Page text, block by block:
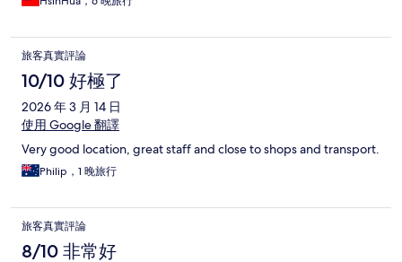
旅客真實評論
10/10 好極了
2026 年 3 月 14 日
使用 Google 翻譯
Very good location, great staff and close to shops and transport.
Philip，1 晚旅行
旅客真實評論
8/10 非常好